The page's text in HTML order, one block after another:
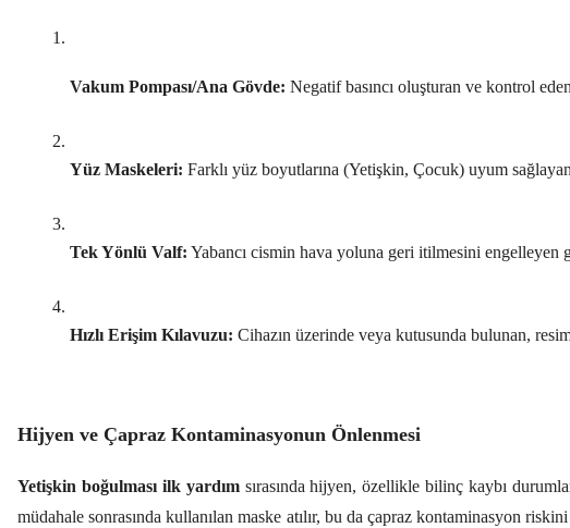
Vakum Pompası/Ana Gövde: Negatif basıncı oluşturan ve kontrol
Yüz Maskeleri: Farklı yüz boyutlarına (Yetişkin, Çocuk) uyum
Tek Yönlü Valf: Yabancı cismin hava yoluna geri itilmesini engelleyen
Hızlı Erişim Kılavuzu: Cihazın üzerinde veya kutusunda bulunan,
Hijyen ve Çapraz Kontaminasyonun Önlenmesi
Yetişkin boğulması ilk yardımsırasında hijyen, özellikle bilinç kaybı
müdahale sonrasında kullanılan maske atılır, bu da çapraz kontaminasyon